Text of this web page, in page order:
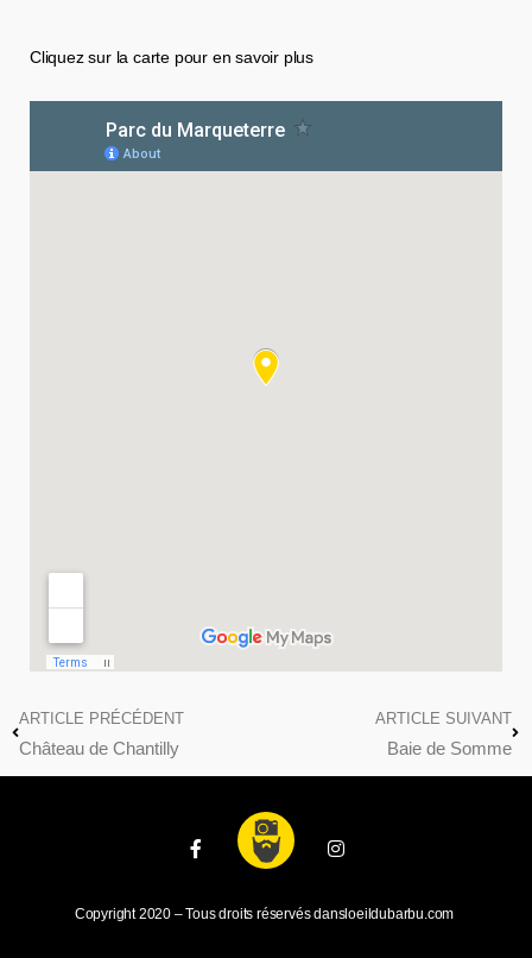
Cliquez sur la carte pour en savoir plus
ARTICLE PRÉCÉDENT
Château de Chantilly
ARTICLE SUIVANT
Baie de Somme
Copyright 2020 – Tous droits réservés dansloeildubarbu.com